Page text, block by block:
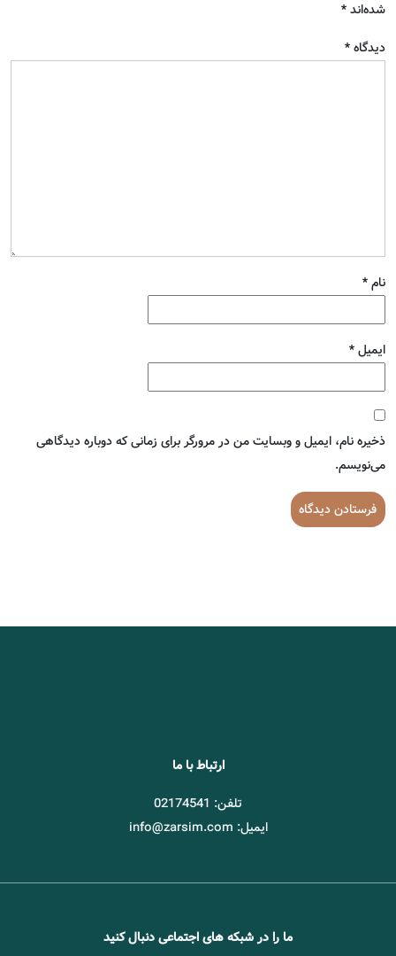
شده‌اند*
دیدگاه*
نام*
ایمیل*
ذخیره نام، ایمیل و وبسایت من در مرورگر برای زمانی که دوباره دیدگاهی
می‌نویسم.
ارتباط با ما
تلفن: 02174541
ایمیل: info@zarsim.com
ما را در شبکه های اجتماعی دنبال کنید